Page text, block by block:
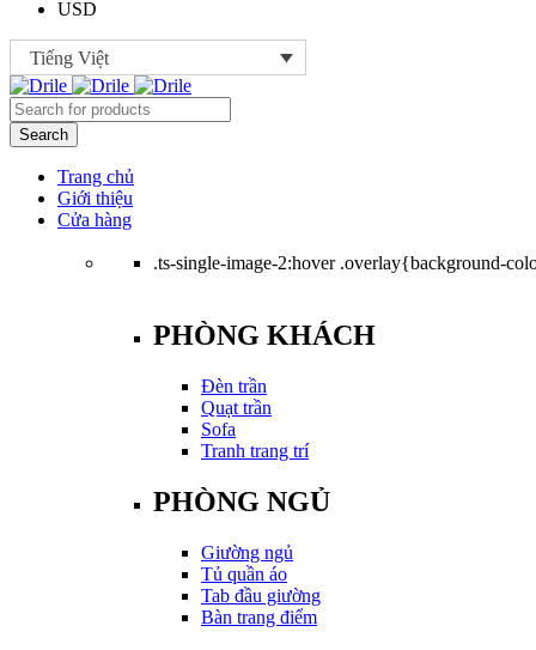
USD
Tiếng Việt
Trang chủ
Giới thiệu
Cửa hàng
.ts-single-image-2:hover .overlay{background-
PHÒNG KHÁCH
Đèn trần
Quạt trần
Sofa
Tranh trang trí
PHÒNG NGỦ
Giường ngủ
Tủ quần áo
Tab đầu giường
Bàn trang điểm